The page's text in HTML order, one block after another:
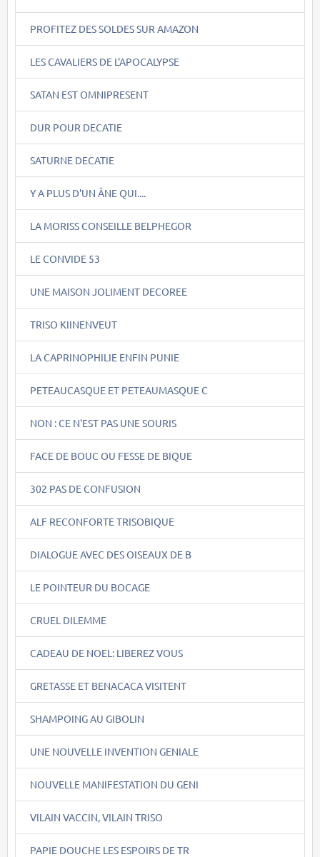
PROFITEZ DES SOLDES SUR AMAZON
LES CAVALIERS DE L'APOCALYPSE
SATAN EST OMNIPRESENT
DUR POUR DECATIE
SATURNE DECATIE
Y A PLUS D'UN ÂNE QUI....
LA MORISS CONSEILLE BELPHEGOR
LE CONVIDE 53
UNE MAISON JOLIMENT DECOREE
TRISO KIINENVEUT
LA CAPRINOPHILIE ENFIN PUNIE
PETEAUCASQUE ET PETEAUMASQUE C
NON : CE N'EST PAS UNE SOURIS
FACE DE BOUC OU FESSE DE BIQUE
302 PAS DE CONFUSION
ALF RECONFORTE TRISOBIQUE
DIALOGUE AVEC DES OISEAUX DE B
LE POINTEUR DU BOCAGE
CRUEL DILEMME
CADEAU DE NOEL: LIBEREZ VOUS
GRETASSE ET BENACACA VISITENT
SHAMPOING AU GIBOLIN
UNE NOUVELLE INVENTION GENIALE
NOUVELLE MANIFESTATION DU GENI
VILAIN VACCIN, VILAIN TRISO
PAPIE DOUCHE LES ESPOIRS DE TR